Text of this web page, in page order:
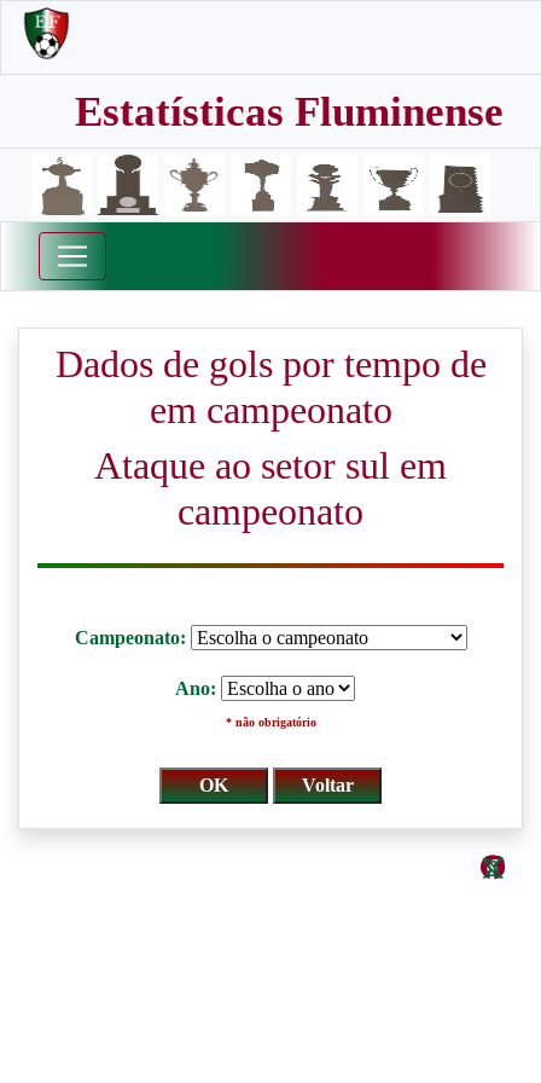
Estatísticas Fluminense
Dados de gols por tempo de
em campeonato
Ataque ao setor sul em
campeonato
Campeonato:
Ano:
* não obrigatório